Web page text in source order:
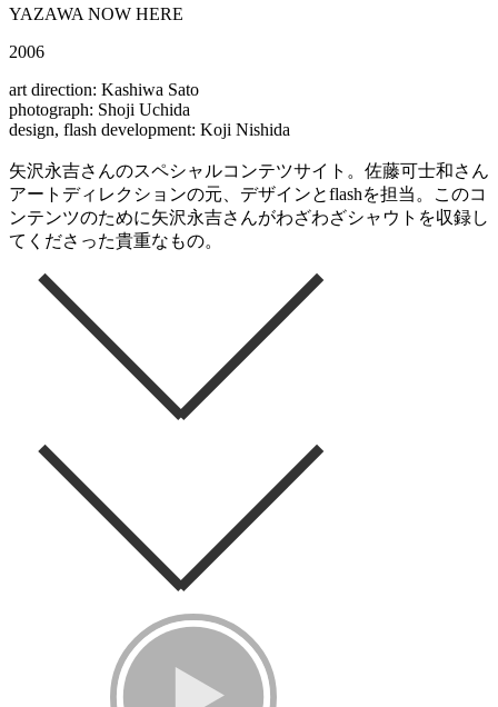
YAZAWA NOW HERE
2006
art direction: Kashiwa Sato
photograph: Shoji Uchida
design, flash development: Koji Nishida
矢沢永吉さんのスペシャルコンテツサイト。佐藤可士和さん
アートディレクションの元、デザインとflashを担当。このコ
ンテンツのために矢沢永吉さんがわざわざシャウトを収録し
てくださった貴重なもの。